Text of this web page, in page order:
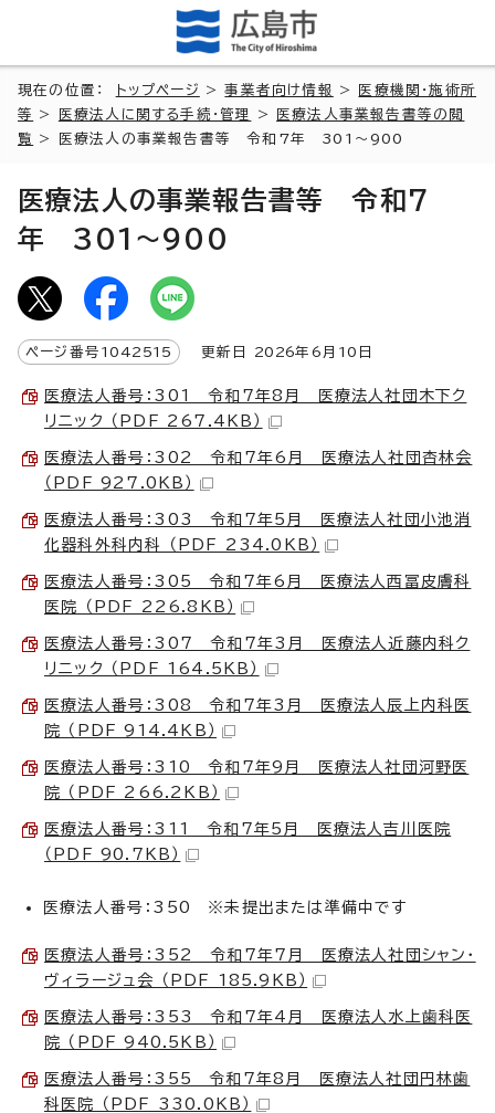
現在の位置： トップページ >事業者向け情報 >
医療機関・施術所
等
> 医療法人に関する手続・管理 >
医療法人事業報告書等の閲
覧
> 医療法人の事業報告書等 令和7年 301～900
医療法人の事業報告書等 令和7
年 301～900
ページ番号 1042515 更新日 2026年6月 10 日
医療法人番号：301 令和7年8月 医療法人社団木下ク
リニック （PDF 267.4KB）
医療法人番号：302 令和7年6月 医療法人社団杏林会
（PDF 927.0KB）
医療法人番号：303 令和7年5月 医療法人社団小池消
化器科外科内科 （PDF 234.0KB）
医療法人番号：305 令和7年6月 医療法人西冨皮膚科
医院 （PDF 226.8KB）
医療法人番号：307 令和7年3月 医療法人近藤内科ク
リニック （PDF 164.5KB）
医療法人番号：308 令和7年3月 医療法人辰上内科医
院 （PDF 914.4KB）
医療法人番号：310 令和7年9月 医療法人社団河野医
院 （PDF 266.2KB）
医療法人番号：311 令和7年5月 医療法人吉川医院
（PDF 90.7KB）
医療法人番号：350 ※未提出または準備中です
医療法人番号：352 令和7年7月 医療法人社団シャン・
ヴィラージュ会 （PDF 185.9KB）
医療法人番号：353 令和7年4月 医療法人水上歯科医
院 （PDF 940.5KB）
医療法人番号：355 令和7年8月 医療法人社団円林歯
科医院 （PDF 330.0KB）